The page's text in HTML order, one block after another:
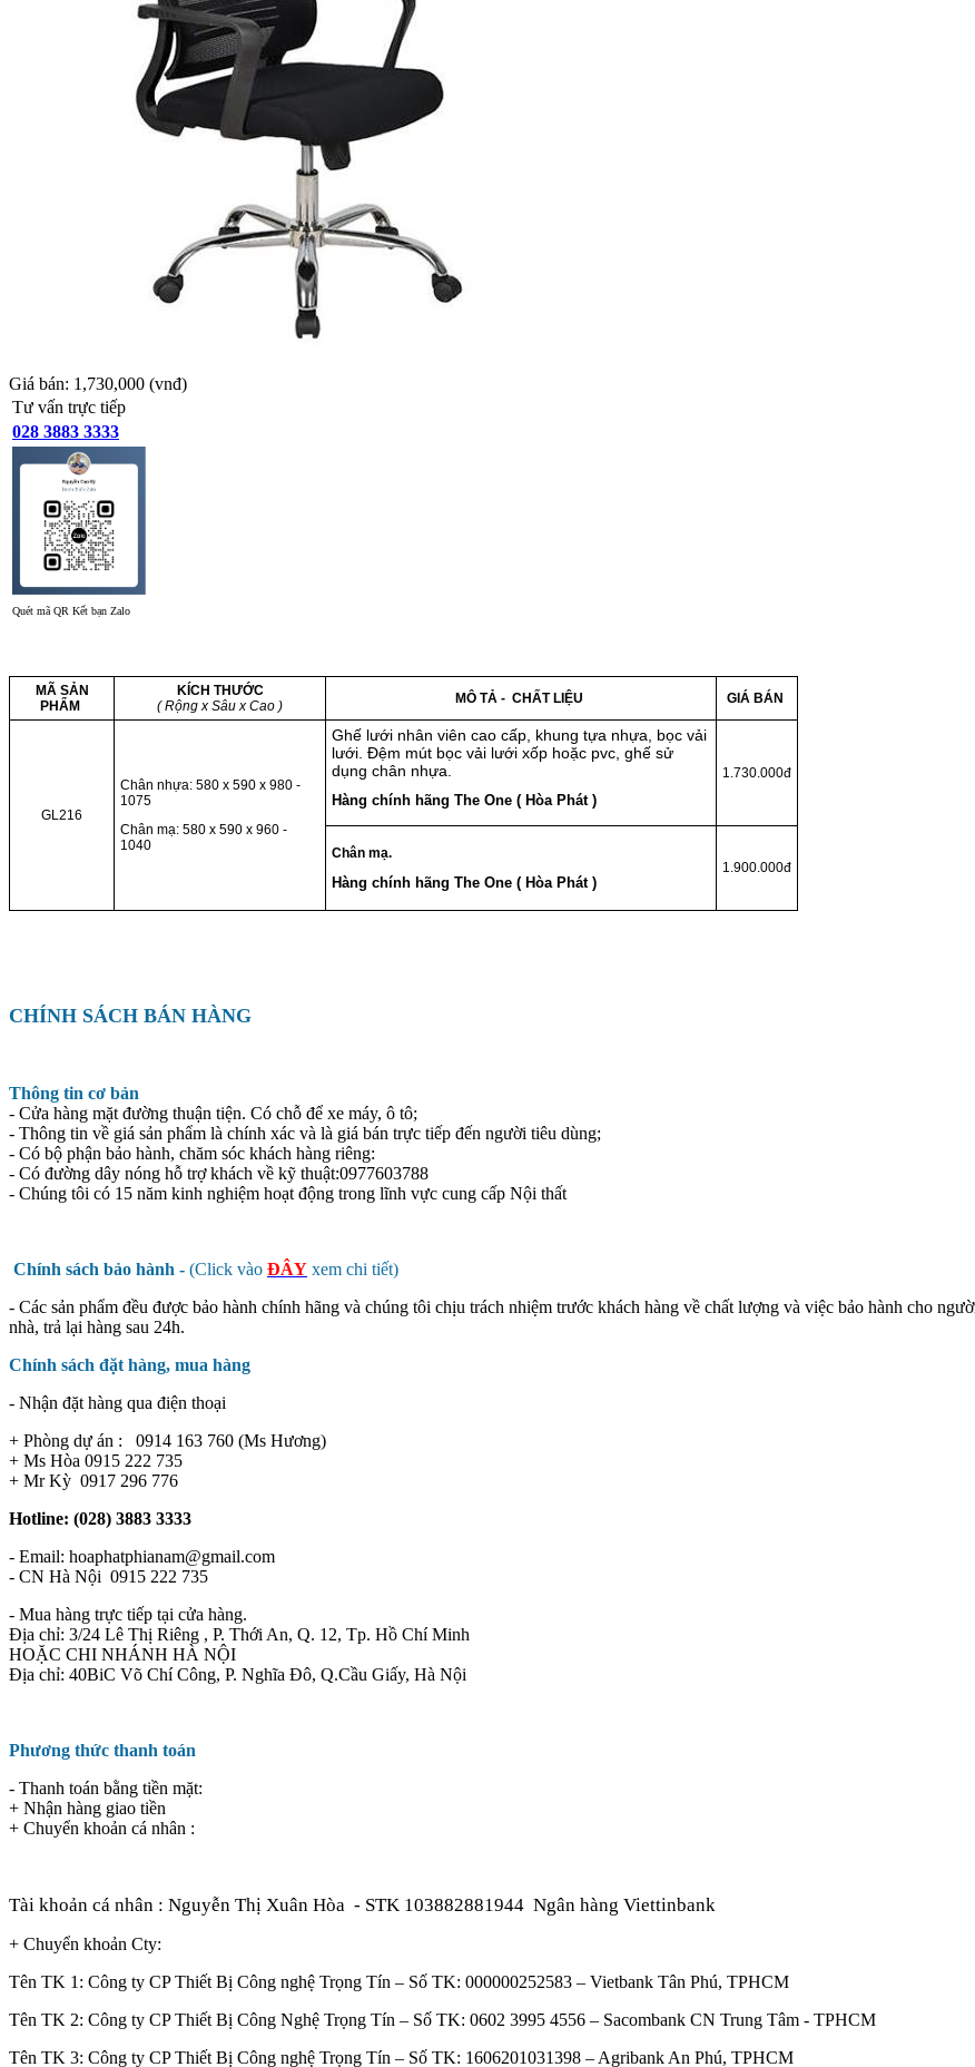
Giá bán: 1,730,000 (vnđ)
Tư vấn trực tiếp
028 3883 3333
Quét mã QR Kết bạn Zalo
MÃ SẢN
PHẨM
KÍCH THƯỚC
( Rộng x Sâu x Cao )
MÔ TẢ - CHẤT LIỆU GIÁ BÁN
GL216
Chân nhựa: 580 x 590 x 980 -
1075
Chân mạ: 580 x 590 x 960 -
1040
Ghế lưới nhân viên cao cấp, khung tựa nhựa, bọc vải
lưới. Đệm mút bọc vải lưới xốp hoặc pvc, ghế sử
dụng chân nhựa.
Hàng chính hãng The One ( Hòa Phát )
1.730.000đ
Chân mạ.
Hàng chính hãng The One ( Hòa Phát )
1.900.000đ
CHÍNH SÁCH BÁN HÀNG
Thông tin cơ bản
- Cửa hàng mặt đường thuận tiện. Có chỗ để xe máy, ô tô;
- Thông tin về giá sản phẩm là chính xác và là giá bán trực tiếp đến người tiêu dùng;
- Có bộ phận bảo hành, chăm sóc khách hàng riêng:
- Có đường dây nóng hỗ trợ khách về kỹ thuật:0977603788
- Chúng tôi có 15 năm kinh nghiệm hoạt động trong lĩnh vực cung cấp Nội thất
Chính sách bảo hành - (Click vào ĐÂY xem chi tiết)
- Các sản phẩm đều được bảo hành chính hãng và chúng tôi chịu trách nhiệm trước khách hàng về chất lượng và việc bảo hành cho
nhà, trả lại hàng sau 24h.
Chính sách đặt hàng, mua hàng
- Nhận đặt hàng qua điện thoại
+ Phòng dự án : 0914 163 760 (Ms Hương)
+ Ms Hòa 0915 222 735
+ Mr Kỳ 0917 296 776
Hotline: (028) 3883 3333
- Email: hoaphatphianam@gmail.com
- CN Hà Nội 0915 222 735
- Mua hàng trực tiếp tại cửa hàng.
Địa chỉ: 3/24 Lê Thị Riêng , P. Thới An, Q. 12, Tp. Hồ Chí Minh
HOẶC CHI NHÁNH HÀ NỘI
Địa chỉ: 40BiC Võ Chí Công, P. Nghĩa Đô, Q.Cầu Giấy, Hà Nội
Phương thức thanh toán
- Thanh toán bằng tiền mặt:
+ Nhận hàng giao tiền
+ Chuyển khoản cá nhân :
Tài khoản cá nhân : Nguyễn Thị Xuân Hòa - STK 103882881944 Ngân hàng Viettinbank
+ Chuyển khoản Cty:
Tên TK 1: Công ty CP Thiết Bị Công nghệ Trọng Tín – Số TK: 000000252583 – Vietbank Tân Phú, TPHCM
Tên TK 2: Công ty CP Thiết Bị Công Nghệ Trọng Tín – Số TK: 0602 3995 4556 – Sacombank CN Trung Tâm - TPHCM
Tên TK 3: Công ty CP Thiết Bị Công nghệ Trọng Tín – Số TK: 1606201031398 – Agribank An Phú, TPHCM